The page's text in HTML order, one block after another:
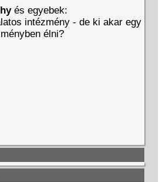
és egyebek:
intézmény - de ki akar egy
élni?